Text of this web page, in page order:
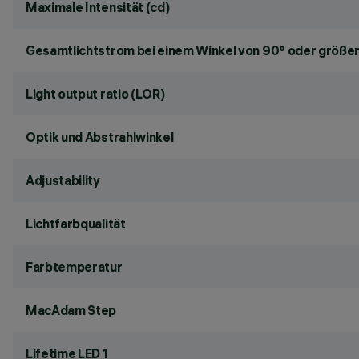
Maximale Intensität (cd)
Gesamtlichtstrom bei einem Winkel von 90° oder
Light output ratio (LOR)
Optik und Abstrahlwinkel
Adjustability
Lichtfarbqualität
Farbtemperatur
MacAdam Step
Lifetime LED 1